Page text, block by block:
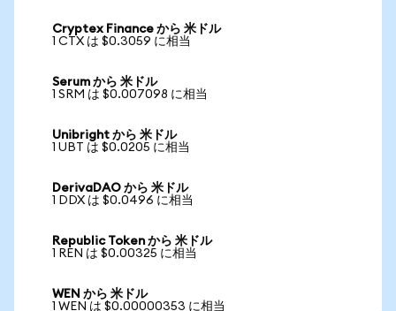
Cryptex Finance から 米ドル
1 CTX は $0.3059 に相当
Serum から 米ドル
1 SRM は $0.007098 に相当
Unibright から 米ドル
1 UBT は $0.0205 に相当
DerivaDAO から 米ドル
1 DDX は $0.0496 に相当
Republic Token から 米ドル
1 REN は $0.00325 に相当
WEN から 米ドル
1 WEN は $0.00000353 に相当